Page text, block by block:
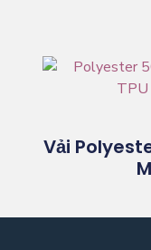
Vải